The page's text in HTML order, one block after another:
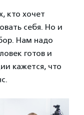
кто хочет
себя. Но и
Нам надо
готов и
кажется, что